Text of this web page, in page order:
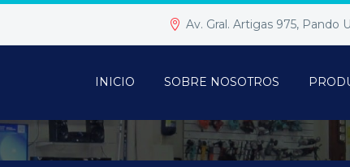
Av. Gral. Artigas 975, Pando
INICIO SOBRE NOSOTROS